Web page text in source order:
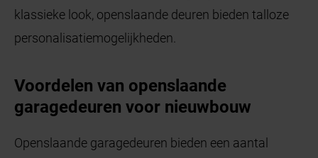
klassieke look, openslaande deuren bieden talloze
personalisatiemogelijkheden.
Voordelen van openslaande
garagedeuren voor nieuwbouw
Openslaande garagedeuren bieden een aantal